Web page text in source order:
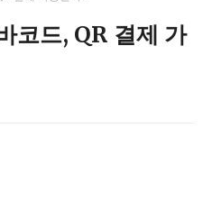
코드, QR 결제 가